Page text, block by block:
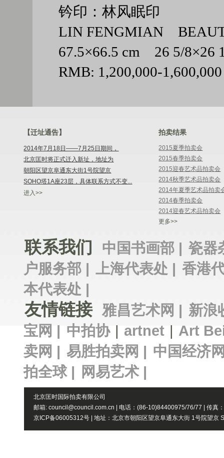
钤印：林风眠印
LIN FENGMIAN
67.5×66.5 cm 26 5/
RMB: 1,200,000-1,600,000
【迁址通告】
2014年7月18日——7月25日期间，
北京匡时将正式迁入新址，地址为
朝阳区望京阜通东大街1号院望京
SOHO塔1A座23层，具体联系方式不变...
进入>>
拍卖结果
2015夏季拍卖会
2015春季拍卖会
2015迎春艺术品拍卖会
2014秋季艺术品拍卖会
2014年夏季艺术品拍卖
2014春季拍卖会
2014迎春艺术品拍卖会
更多>>
联系我们 中国书画部 | 瓷器
户服务部 | 上海代表处 | 香港
本代表处 |
友情链接 雅昌艺术网 | 新浪
宝网 | 中拍协 | artnet | Art
卖网 | 易胜拍卖网 | 中国经济
拍全球 |
网易艺术 |
北京匡时国际拍卖有限公司
邮箱: council@council.com.cn | 电话：(86-10)84400975/76/77 | 传真
京ICP备06005312号 | 地址：北京市朝阳区望京阜通东大街 1号院望京